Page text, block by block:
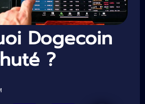
Dogecoin
?